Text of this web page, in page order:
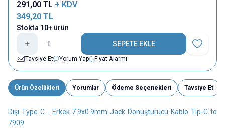
291,00 TL + KDV
349,20 TL
Stokta 10+ ürün
SEPETE EKLE
Favoriye
Tavsiye Et
Yorum Yap Fiyat Alarmı
Ürün Özellikleri Yorumlar Ödeme Seçenekleri Tavsiye Et
Dişi Type C - Erkek 7.9x0.9mm Jack Dönüştürücü Kablo Tip-C to
7909